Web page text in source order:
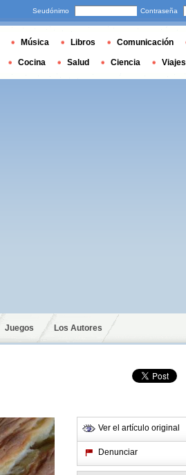
Juegos Los Autores
Ver el artículo original
Denunciar
Seudónimo Contraseña
Música Libros Comunicación
Cocina Salud Ciencia Viajes